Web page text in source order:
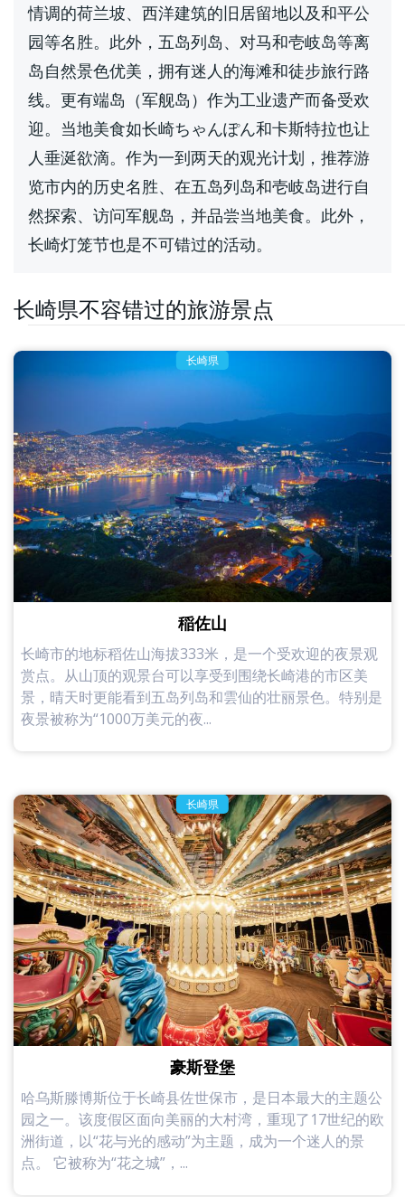
情调的荷兰坡、西洋建筑的旧居留地以及和平公
园等名胜。此外，五岛列岛、对马和壱岐岛等离
岛自然景色优美，拥有迷人的海滩和徒步旅行路
线。更有端岛（军舰岛）作为工业遗产而备受欢
迎。当地美食如长崎ちゃんぽん和卡斯特拉也让
人垂涎欲滴。作为一到两天的观光计划，推荐游
览市内的历史名胜、在五岛列岛和壱岐岛进行自
然探索、访问军舰岛，并品尝当地美食。此外，
长崎灯笼节也是不可错过的活动。
长崎県不容错过的旅游景点
长崎県
稲佐山
长崎市的地标稻佐山海拔333米，是一个受欢迎的夜景观
赏点。从山顶的观景台可以享受到围绕长崎港的市区美
景，晴天时更能看到五岛列岛和雲仙的壮丽景色。特别是
夜景被称为“1000万美元的夜...
长崎県
豪斯登堡
哈乌斯滕博斯位于长崎县佐世保市，是日本最大的主题公
园之一。该度假区面向美丽的大村湾，重现了17世纪的欧
洲街道，以“花与光的感动”为主题，成为一个迷人的景
点。 它被称为“花之城”，...